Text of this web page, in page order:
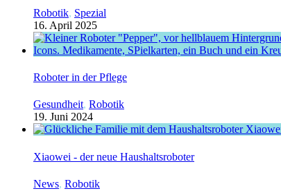
Robotik, Spezial
16. April 2025
Roboter in der Pflege
Gesundheit, Robotik
19. Juni 2024
Xiaowei - der neue Haushaltsroboter
News, Robotik